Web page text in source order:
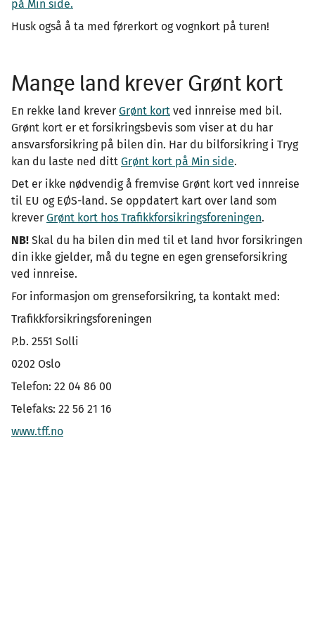
på Min side.
Husk også å ta med førerkort og vognkort på turen!
Mange land krever Grønt kort
En rekke land krever Grønt kort ved innreise med bil.
Grønt kort er et forsikringsbevis som viser at du har
ansvarsforsikring på bilen din. Har du bilforsikring i Tryg
kan du laste ned ditt Grønt kort på Min side.
Det er ikke nødvendig å fremvise Grønt kort ved innreise
til EU og EØS-land. Se oppdatert kart over land som
krever Grønt kort hos Trafikkforsikringsforeningen.
NB! Skal du ha bilen din med til et land hvor forsikringen
din ikke gjelder, må du tegne en egen grenseforsikring
ved innreise.
For informasjon om grenseforsikring, ta kontakt med:
Trafikkforsikringsforeningen
P.b. 2551 Solli
0202 Oslo
Telefon: 22 04 86 00
Telefaks: 22 56 21 16
www.tff.no